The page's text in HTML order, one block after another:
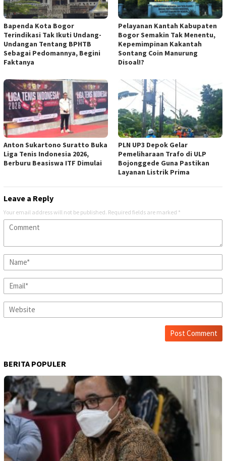
Bapenda Kota Bogor
Terindikasi Tak Ikuti Undang-
Undangan Tentang BPHTB
Sebagai Pedomannya, Begini
Faktanya
Pelayanan Kantah Kabupaten
Bogor Semakin Tak Menentu,
Kepemimpinan Kakantah
Sontang Coin Manurung
Disoal!?
Anton Sukartono Suratto Buka
Liga Tenis Indonesia 2026,
Berburu Beasiswa ITF Dimulai
PLN UP3 Depok Gelar
Pemeliharaan Trafo di ULP
Bojonggede Guna Pastikan
Layanan Listrik Prima
Leave a Reply
Your email address will not be published. Required fields are marked *
BERITA POPULER